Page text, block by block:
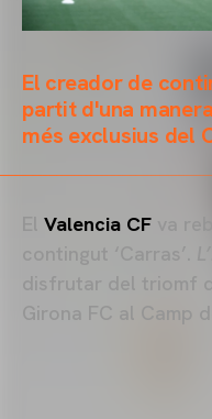
El creador de
partit d'una
més exclusius del
Valencia CF va
disfrutar del triomf
Girona FC al Camp